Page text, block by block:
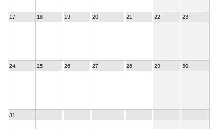
17 18 19 20 21 22 23
24 25 26 27 28 29 30
31